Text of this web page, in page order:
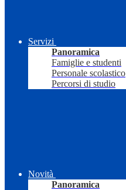
Servizi
Panoramica
Famiglie e studenti
Personale scolastico
Percorsi di studio
Novità
Panoramica